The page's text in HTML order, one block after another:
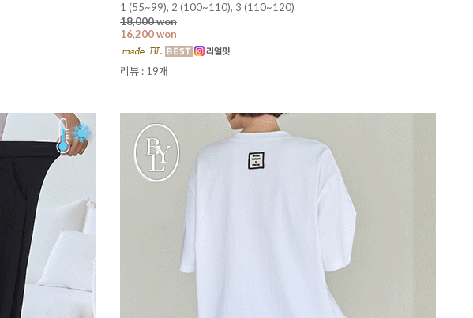
1 (55~99), 2 (100~110), 3 (110~120)
18,000 won
16,200 won
리뷰 : 19개